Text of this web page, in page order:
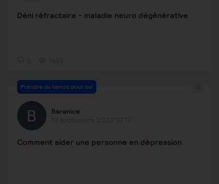
Déni réfractaire - maladie neuro dégénérative
Prendre du temps pour soi
Berenice
Comment aider une personne en dépression